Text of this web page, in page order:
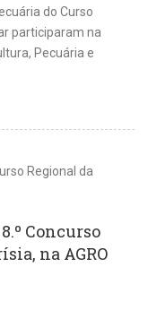
do Curso
participaram na
Pecuária e
Concurso
na AGRO